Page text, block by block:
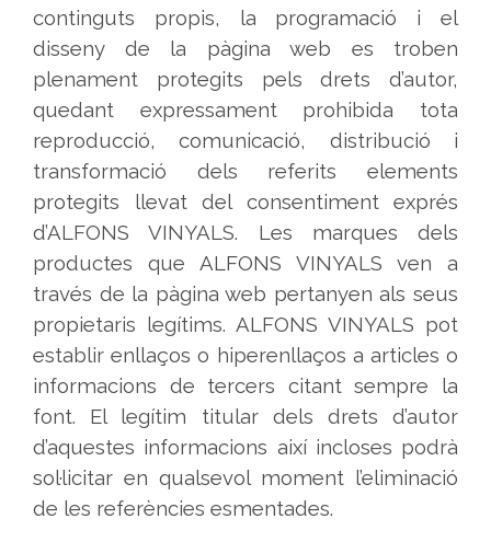
continguts propis, la programació i el
disseny de la pàgina web es troben
plenament protegits pels drets d’autor,
quedant expressament prohibida tota
reproducció, comunicació, distribució i
transformació dels referits elements
protegits llevat del consentiment exprés
d’ALFONS VINYALS. Les marques dels
productes que ALFONS VINYALS ven a
través de la pàgina web pertanyen als seus
propietaris legítims. ALFONS VINYALS pot
establir enllaços o hiperenllaços a articles o
informacions de tercers citant sempre la
font. El legítim titular dels drets d’autor
d’aquestes informacions així incloses podrà
sol·licitar en qualsevol moment l’eliminació
de les referències esmentades.